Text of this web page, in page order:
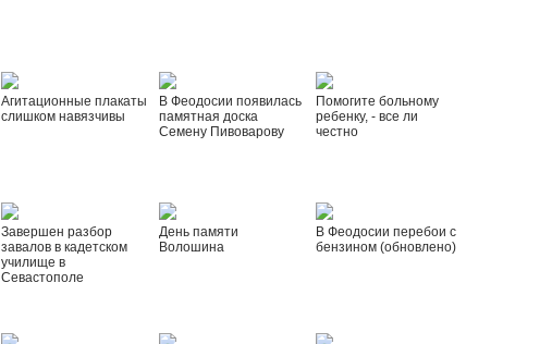
Агитационные плакаты
слишком навязчивы
В Феодосии появилась
памятная доска
Семену Пивоварову
Помогите больному
ребенку, - все ли
честно
Завершен разбор
завалов в кадетском
училище в
Севастополе
День памяти
Волошина
В Феодосии перебои с
бензином (обновлено)